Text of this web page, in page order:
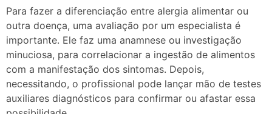
Para fazer a diferenciação entre alergia alimentar ou
outra doença, uma avaliação por um especialista é
importante. Ele faz uma anamnese ou investigação
minuciosa, para correlacionar a ingestão de alimentos
com a manifestação dos sintomas. Depois,
necessitando, o profissional pode lançar mão de testes
auxiliares diagnósticos para confirmar ou afastar essa